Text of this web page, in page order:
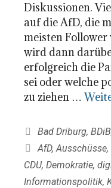
Diskussionen.
auf die AfD, die
meisten
wird dann
erfolgreich die
sei oder welche
zu ziehen …
Kategorien
Bad Driburg, BDiB
Schlagwörter
AfD,Ausschüsse,
CDU, Demokratie,
Informationspolitik,